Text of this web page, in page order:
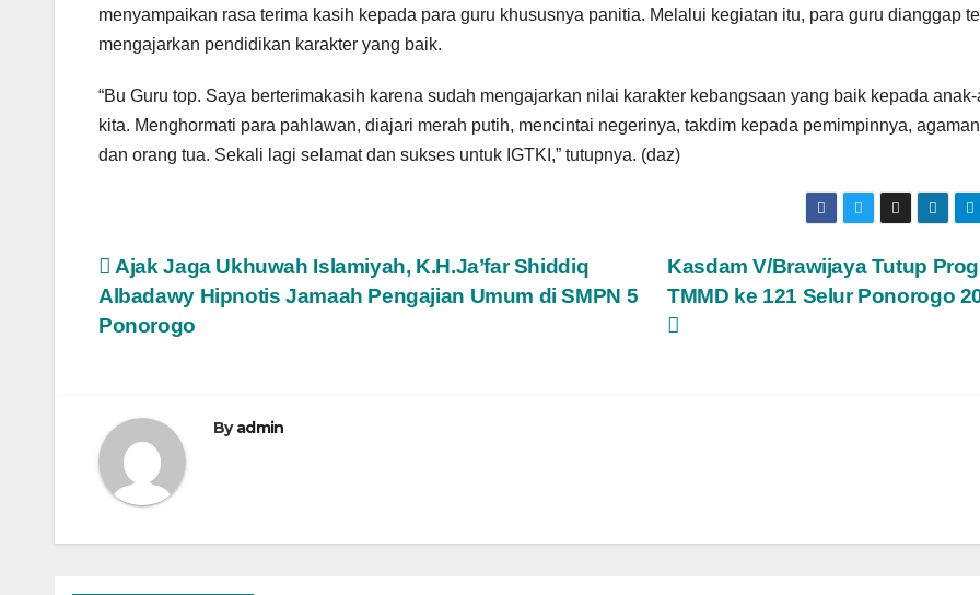
menyampaikan rasa terima kasih kepada para guru khususnya panitia. Melalui kegiatan itu, para guru dianggap
mengajarkan pendidikan karakter yang baik.
“Bu Guru top. Saya berterimakasih karena sudah mengajarkan nilai karakter kebangsaan yang baik kepada
kita. Menghormati para pahlawan, diajari merah putih, mencintai negerinya, takdim kepada pemimpinnya,
dan orang tua. Sekali lagi selamat dan sukses untuk IGTKI,” tutupnya. (daz)
Post
navigation
Kasdam V/Brawijaya Tutup
TMMD ke 121 Selur Ponorogo
Ajak Jaga Ukhuwah Islamiyah, K.H.Ja’far Shiddiq
Albadawy Hipnotis Jamaah Pengajian Umum di SMPN 5
Ponorogo
Byadmin